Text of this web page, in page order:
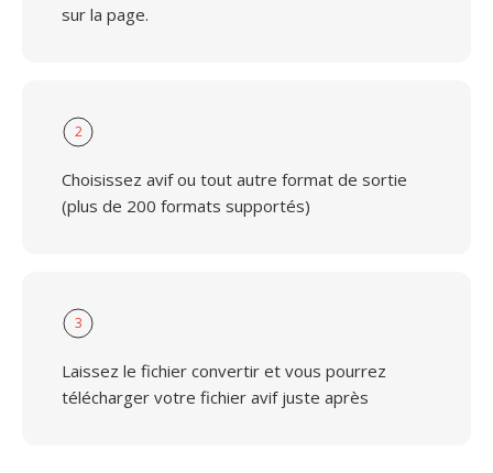
sur la page.
2
Choisissez avif ou tout autre format de sortie
(plus de 200 formats supportés)
3
Laissez le fichier convertir et vous pourrez
télécharger votre fichier avif juste après